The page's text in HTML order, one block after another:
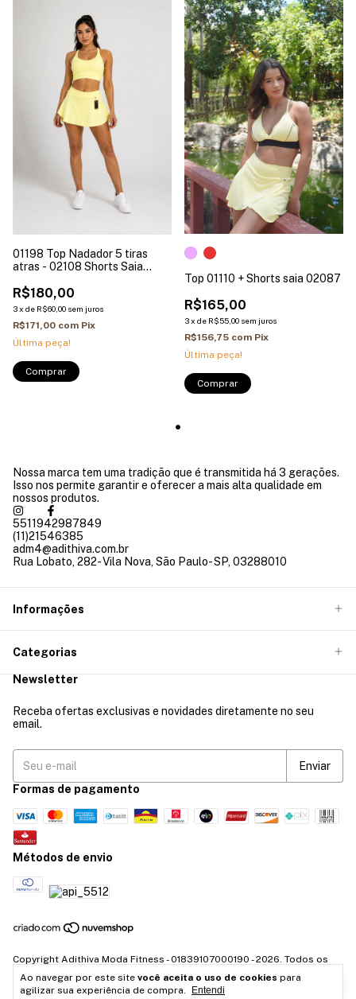
Ao navegar por este site você aceita o uso de cookies para
agilizar sua experiência de compra.
Entendi
01198 Top Nadador 5 tiras
atras - 02108 Shorts Saia
R$180,00
3x de R$60,00 sem juros
R$171,00 com Pix
Última peça!
Top 01110 + Shorts saia 02087
R$165,00
3x de R$55,00 sem juros
R$156,75 com Pix
Última peça!
Comprar
Nossa marca tem uma tradição que é transmitida há 3 gerações.
Isso nos permite garantir e oferecer a mais alta qualidade em
nossos produtos.
5511942987849
(11)21546385
adm4@adithiva.com.br
Rua Lobato, 282- Vila Nova, São Paulo- SP, 03288010
Informações
Categorias
Newsletter
Receba ofertas exclusivas e novidades diretamente no seu
email.
Formas de pagamento
Métodos de envio
Copyright Adithiva Moda Fitness - 01839107000190 - 2026. Todos os